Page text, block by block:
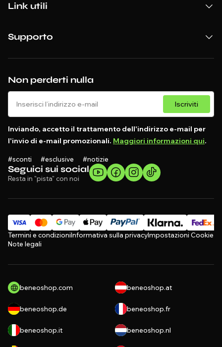
Seguici sui social
Resta in "pista" con noi
Non perderti nulla
Iscriviti
Inviando, accetto il trattamento dell'indirizzo e-mail per
l'invio di e-mail promozionali. Maggiori informazioni qui.
#sconti #esclusive #notizie
Link utili
Supporto
Termini e condizioniInformativa sulla privacyImpostazioni Cookie
Note legali
beneoshop.com beneoshop.at
beneoshop.de beneoshop.fr
beneoshop.it beneoshop.nl